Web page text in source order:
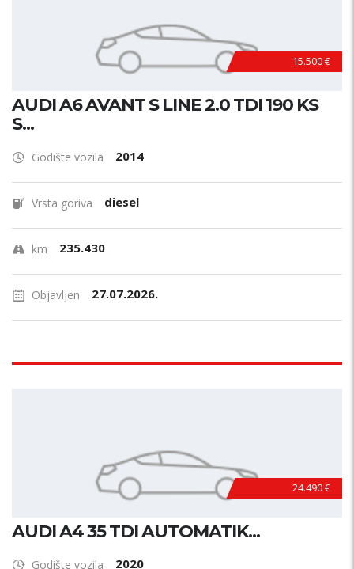
15.500 €
AUDI A6 AVANT S LINE 2.0 TDI 190 KS
S...
Godište vozila 2014
Vrsta goriva diesel
km 235.430
Objavljen 27.07.2026.
24.490 €
AUDI A4 35 TDI AUTOMATIK...
Godište vozila 2020